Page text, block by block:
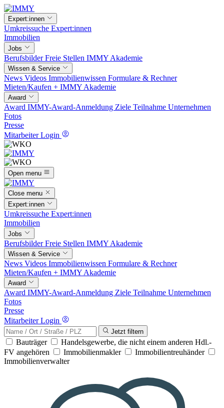
Expert:innen
Umkreissuche Expert:innen
Immobilien
Jobs
BerufsbilderFreie Stellen IMMY Akademie
Wissen & Service
News Videos Immobilienwissen Formulare & Rechner
Mieten/Kaufen + IMMY Akademie
Award
Award IMMY-Award-Anmeldung Ziele Teilnahme Unternehmen
Fotos
Presse
Mitarbeiter Login
Open menu
Close menu
Expert:innen
Umkreissuche Expert:innen
Immobilien
Jobs
BerufsbilderFreie Stellen IMMY Akademie
Wissen & Service
News Videos Immobilienwissen Formulare & Rechner
Mieten/Kaufen + IMMY Akademie
Award
Award IMMY-Award-Anmeldung Ziele Teilnahme Unternehmen
Fotos
Presse
Mitarbeiter Login
Jetzt filtern
Bauträger
Handelsgewerbe, die nicht einem anderen Hdl.-
FV angehören
Immobilienmakler
Immobilientreuhänder
Immobilienverwalter